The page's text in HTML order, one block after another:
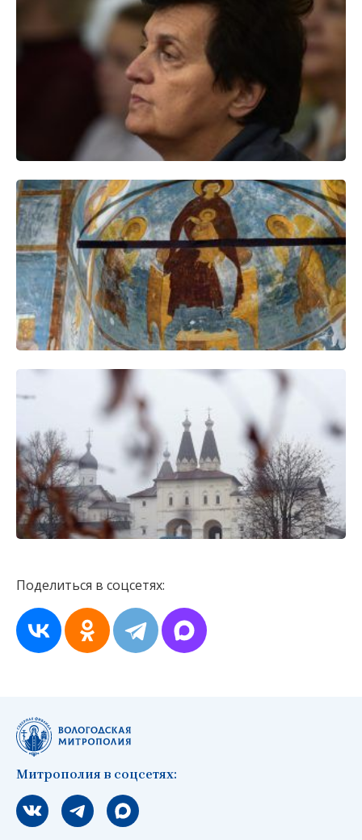
Поделиться в соцсетях:
Митрополия в соцсетях:
Мы вконтакте
Мы в telegram
Мы в Макс